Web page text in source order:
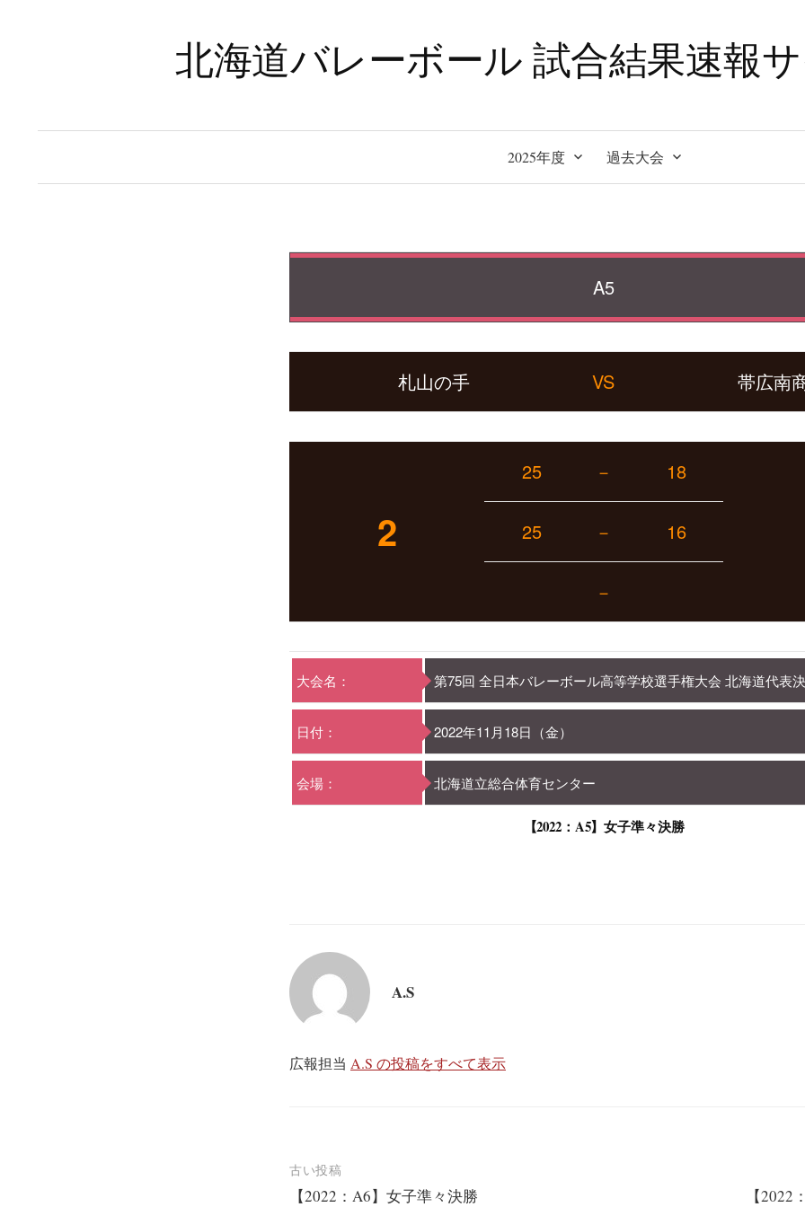
北海道バレーボール 試合結果速報サ
2025年度 過去大会
A5
札山の手 VS 帯広南
2
25 － 18
25 － 16
－
大会名： 第75回 全日本バレーボール高等学校選手権大会 北海道代表
日付： 2022年11月18日（金）
会場： 北海道立総合体育センター
【2022：A5】女子準々決勝
A.S
広報担当 A.S の投稿をすべて表示
投
古い投稿
【2022：A6】女子準々決勝 【